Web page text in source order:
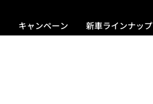
キャンペーン 新車ラインナップ